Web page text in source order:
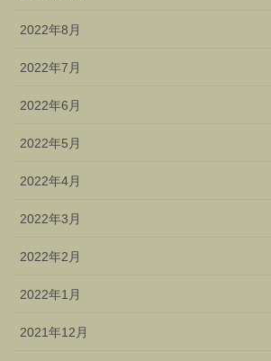
2022年8月
2022年7月
2022年6月
2022年5月
2022年4月
2022年3月
2022年2月
2022年1月
2021年12月